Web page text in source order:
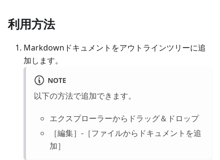
利用方法
Markdownドキュメントをアウトラインツリーに追
加します。
NOTE
以下の方法で追加できます。
エクスプローラーからドラッグ＆ドロップ
［編集］-［ファイルからドキュメントを追
加］